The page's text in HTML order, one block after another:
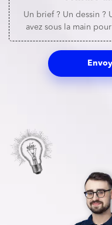
Un brief ? Un dessin ?
avez sous la main